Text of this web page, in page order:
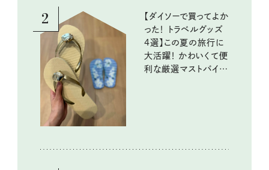
2
【ダイソーで買ってよか
った！ トラベルグッズ
4選】この夏の旅行に
大活躍！ かわいくて便
利な厳選マストバイア